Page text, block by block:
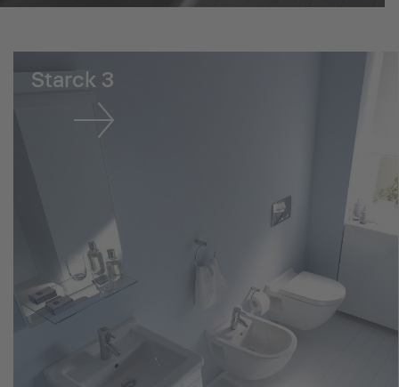
Starck 3